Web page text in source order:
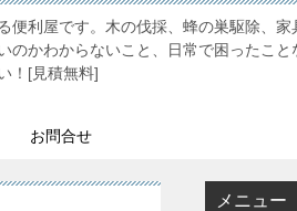
便利屋です。木の伐採、蜂の巣駆除、
のかわからないこと、日常で困ったこ
！[見積無料]
お問合せ
メニュー